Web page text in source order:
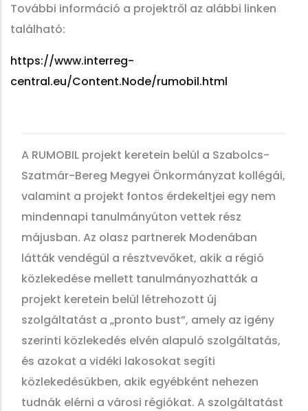
További információ a projektről az alábbi linken
található:
https://www.interreg-
central.eu/Content.Node/rumobil.html
A RUMOBIL projekt keretein belül a Szabolcs-
Szatmár-Bereg Megyei Önkormányzat kollégái,
valamint a projekt fontos érdekeltjei egy nem
mindennapi tanulmányúton vettek rész
májusban. Az olasz partnerek Modenában
látták vendégül a résztvevőket, akik a régió
közlekedése mellett tanulmányozhatták a
projekt keretein belül létrehozott új
szolgáltatást a „pronto bust”, amely az igény
szerinti közlekedés elvén alapuló szolgáltatás,
és azokat a vidéki lakosokat segíti
közlekedésükben, akik egyébként nehezen
tudnák elérni a városi régiókat. A szolgáltatást